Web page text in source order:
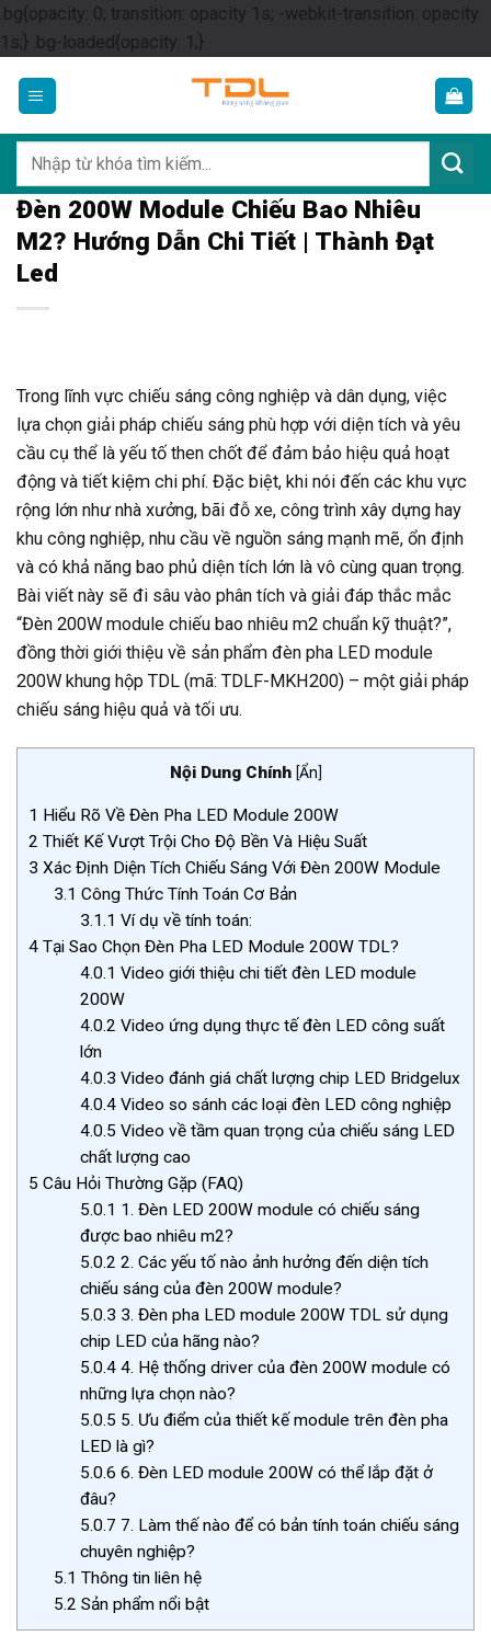
.bg{opacity: 0; transition: opacity 1s; -webkit-transition: opacity
1s;} .bg-loaded{opacity: 1;}Skip
content
kiếm:
Đèn 200W Module Chiếu Bao Nhiêu
M2? Hướng Dẫn Chi Tiết | Thành Đạt
Led
Trong lĩnh vực chiếu sáng công nghiệp và dân dụng, việc
lựa chọn giải pháp chiếu sáng phù hợp với diện tích và yêu
cầu cụ thể là yếu tố then chốt để đảm bảo hiệu quả hoạt
động và tiết kiệm chi phí. Đặc biệt, khi nói đến các khu vực
rộng lớn như nhà xưởng, bãi đỗ xe, công trình xây dựng hay
khu công nghiệp, nhu cầu về nguồn sáng mạnh mẽ, ổn định
và có khả năng bao phủ diện tích lớn là vô cùng quan trọng.
Bài viết này sẽ đi sâu vào phân tích và giải đáp thắc mắc
“Đèn 200W module chiếu bao nhiêu m2 chuẩn kỹ thuật?”,
đồng thời giới thiệu về sản phẩm đèn pha LED module
200W khung hộp TDL (mã: TDLF-MKH200) – một giải pháp
chiếu sáng hiệu quả và tối ưu.
Nội Dung Chính [Ẩn]
1 Hiểu Rõ Về Đèn Pha LED Module 200W
2 Thiết Kế Vượt Trội Cho Độ Bền Và Hiệu Suất
3 Xác Định Diện Tích Chiếu Sáng Với Đèn 200W Module
3.1 Công Thức Tính Toán Cơ Bản
3.1.1 Ví dụ về tính toán:
4 Tại Sao Chọn Đèn Pha LED Module 200W TDL?
4.0.1 Video giới thiệu chi tiết đèn LED module
200W
4.0.2 Video ứng dụng thực tế đèn LED công suất
lớn
4.0.3 Video đánh giá chất lượng chip LED Bridgelux
4.0.4Video so sánh các loại đèn LED công nghiệp
4.0.5 Video về tầm quan trọng của chiếu sáng LED
chất lượng cao
5 Câu Hỏi Thường Gặp (FAQ)
5.0.1 1. Đèn LED 200W module có chiếu sáng
được bao nhiêu m2?
5.0.2 2. Các yếu tố nào ảnh hưởng đến diện tích
chiếu sáng của đèn 200W module?
5.0.3 3. Đèn pha LED module 200W TDL sử dụng
chip LED của hãng nào?
5.0.44. Hệ thống driver của đèn 200W module có
những lựa chọn nào?
5.0.5 5. Ưu điểm của thiết kế module trên đèn pha
LED là gì?
5.0.6 6. Đèn LED module 200W có thể lắp đặt ở
đâu?
5.0.7 7. Làm thế nào để có bản tính toán chiếu sáng
chuyên nghiệp?
5.1 Thông tin liên hệ
5.2 Sản phẩm nổi bật